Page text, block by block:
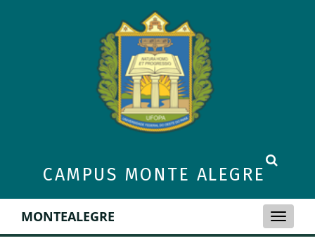
CAMPUS MONTE ALEGRE
Toggle
MONTEALEGRE